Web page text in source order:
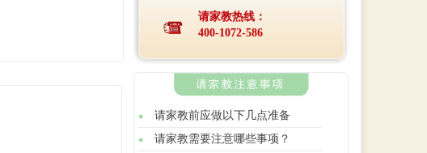
请家教热线：
400-1072-586
请家教前应做以下几点准备
请家教需要注意哪些事项？